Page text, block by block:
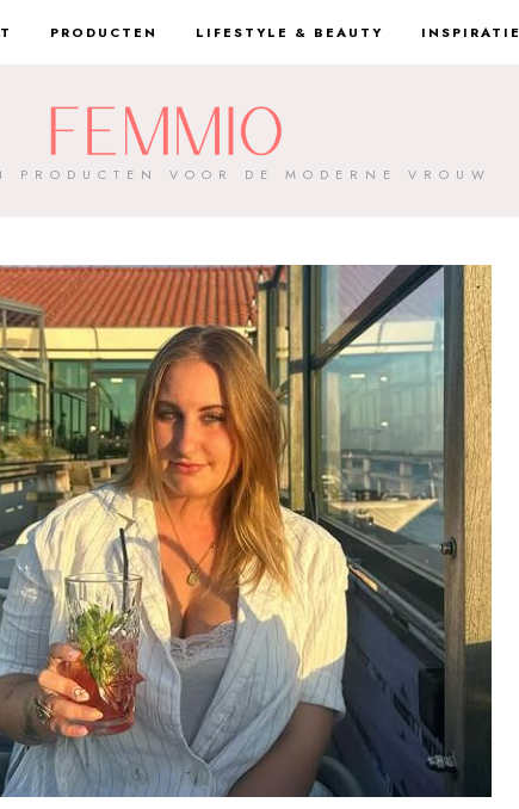
PRODUCTEN LIFESTYLE & BEAUTY INSPIRATIE
VOOR DE MODERNE VROUW